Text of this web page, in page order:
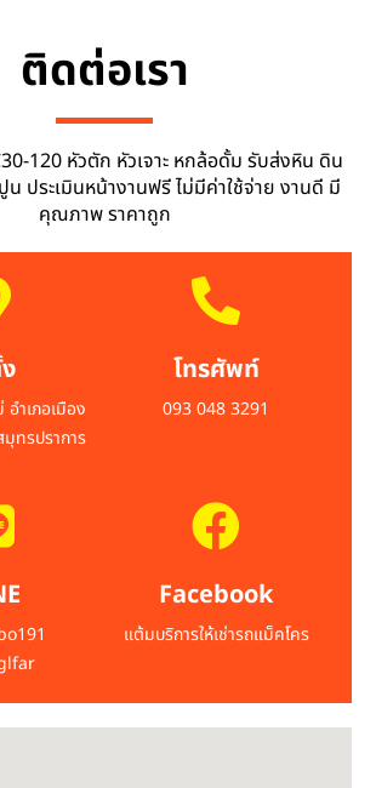
ติดต่อเรา
120 หัวตัก หัวเจาะ หกล้อดั้ม รับส่งหิน ดิน
ประเมินหน้างานฟรี ไม่มีค่าใช้จ่าย งานดี มี
คุณภาพ ราคาถูก
อำเภอเมือง
ทรปราการ
โทรศัพท์
093 048 3291
Facebook
แต้มบริการให้เช่ารถแม็คโคร